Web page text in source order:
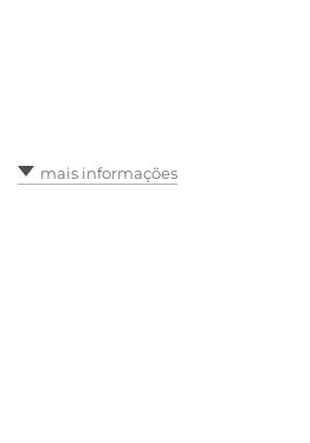
mais informações